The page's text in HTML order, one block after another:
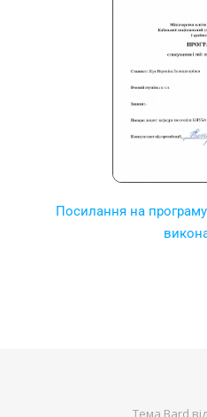
Посилання на програму
Тема Bard від